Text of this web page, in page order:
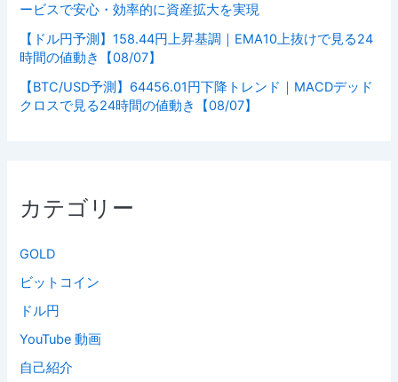
ービスで安心・効率的に資産拡大を実現
【ドル円予測】158.44円上昇基調｜EMA10上抜けで見る24
時間の値動き【08/07】
【BTC/USD予測】64456.01円下降トレンド｜MACDデッド
クロスで見る24時間の値動き【08/07】
カテゴリー
GOLD
ビットコイン
ドル円
YouTube 動画
自己紹介